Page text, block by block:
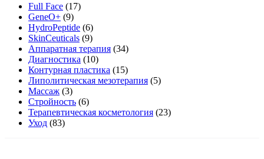
Full Face (17)
GeneO+ (9)
HydroPeptide (6)
SkinCeuticals (9)
Аппаратная терапия (34)
Диагностика (10)
Контурная пластика (15)
Липолитическая мезотерапия (5)
Массаж (3)
Стройность (6)
Терапевтическая косметология (23)
Уход (83)